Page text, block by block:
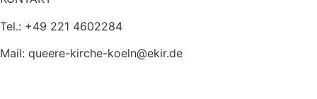
Tel.: +49 221 4602284
Mail: queere-kirche-koeln@ekir.de